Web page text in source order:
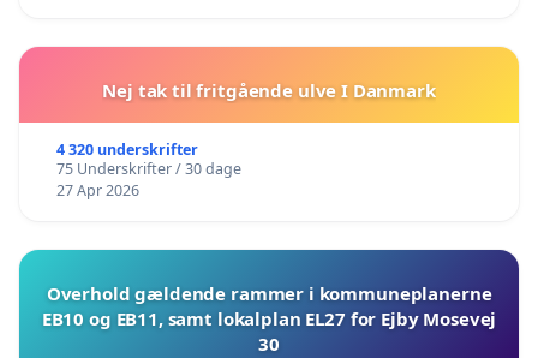
Nej tak til fritgående ulve I Danmark
4 320 underskrifter
75 Underskrifter / 30 dage
27 Apr 2026
Overhold gældende rammer i kommuneplanerne
EB10 og EB11, samt lokalplan EL27 for Ejby Mosevej
30